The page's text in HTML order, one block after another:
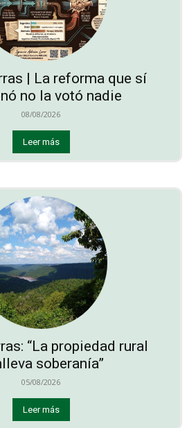
| La reforma que sí
no la votó nadie
08/08/2026
Leer más
“La propiedad rural
soberanía”
05/08/2026
Leer más